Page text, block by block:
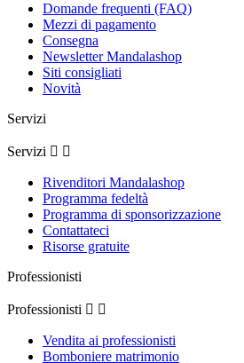
Domande frequenti (FAQ)
Mezzi di pagamento
Consegna
Newsletter Mandalashop
Siti consigliati
Novità
Servizi
Servizi  
Rivenditori Mandalashop
Programma fedeltà
Programma di sponsorizzazione
Contattateci
Risorse gratuite
Professionisti
Professionisti  
Vendita ai professionisti
Bomboniere matrimonio